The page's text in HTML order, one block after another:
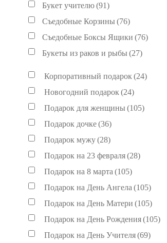
Букет учителю(91)
Съедобные Корзины (76)
Съедобные Боксы Ящики (76)
Букеты из раков и рыбы (27)
Корпоративный подарок (24)
Новогодний подарок (24)
Подарок для женщины (105)
Подарок дочке(36)
Подарок мужу(28)
Подарок на 23 февраля(28)
Подарок на 8 марта (105)
Подарок на День Ангела (105)
Подарок на День Матери (105)
Подарок на День Рождения(105)
Подарок на День Учителя(69)